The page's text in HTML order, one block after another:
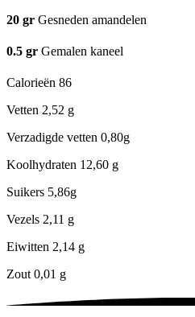
20 gr Gesneden amandelen
0.5 gr Gemalen kaneel
Calorieën 86
Vetten 2,52 g
Verzadigde vetten 0,80g
Koolhydraten 12,60 g
Suikers 5,86g
Vezels 2,11 g
Eiwitten 2,14 g
Zout 0,01 g